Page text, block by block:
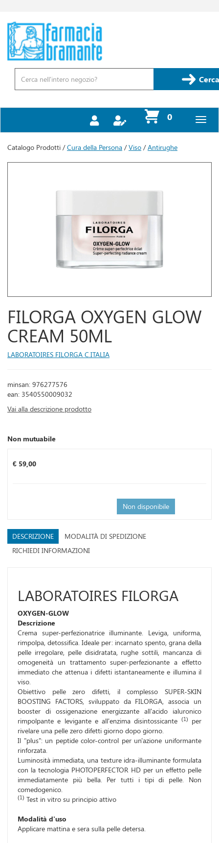
contenuto
principale
Farmacia
Bramante
Prodotto
0prodotti
inseriti
Catalogo Prodotti /Cura della Persona /Viso /Antirughe
FILORGA OXYGEN GLOW
CREAM 50ML
LABORATOIRES FILORGA C.ITALIA
minsan: 976277576
ean: 3540550009032
Vai alla descrizione prodotto
Non mutuabile
Prezzo
€ 59,00
Non disponibile
DESCRIZIONE
MODALITÀ DI SPEDIZIONE
RICHIEDI INFORMAZIONI
LABORATOIRES FILORGA
OXYGEN-GLOW
Descrizione
Crema super-perfezionatrice illuminante. Leviga, uniforma,
rimpolpa, detossifica. Ideale per: incarnato spento, grana della
pelle irregolare, pelle disidratata, rughe sottili, mancanza di
omogeneità un trattamento super-perfezionante a effetto
immediato che attenua i difetti istantaneamente e illumina il
viso.
Obiettivo pelle zero difetti, il complesso SUPER-SKIN
BOOSTING FACTORS, sviluppato da FILORGA, associa un
booster di ossigenazione energizzante all'acido ialuronico
rimpolpante e levigante e all'enzima disintossicante (1)
per
rivelare una pelle zero difetti giorno dopo giorno.
Il "plus": un peptide color-control per un'azione uniformante
rinforzata.
Luminosità immediata, una texture idra-illuminante formulata
con la tecnologia PHOTOPERFECTOR HD per un effetto pelle
immediatamente più bella. Per tutti i tipi di pelle. Non
comedogenico.
(1) Test in vitro su principio attivo
Modalità d'uso
Applicare mattina e sera sulla pelle detersa.